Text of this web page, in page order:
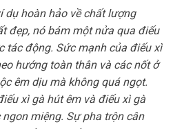
dụ hoàn hảo về chất lượng
đẹp, nó bám một nửa qua điếu
tác động. Sức mạnh của điếu xì
hướng toàn thân và các nốt ở
êm dịu mà không quá ngọt.
xì gà hút êm và điếu xì gà
miệng. Sự pha trộn cân